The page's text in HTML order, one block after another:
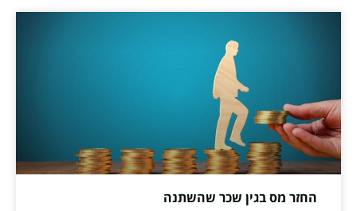
החזר מס בגין שכר שהשתנה